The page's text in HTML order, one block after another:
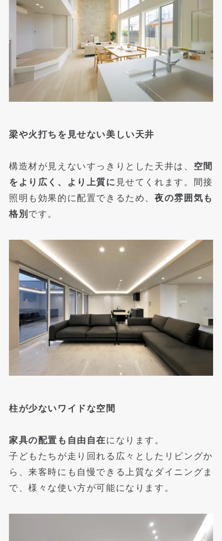
梁や火打ちを見せない美しい天井
構造材が見えないすっきりとした天井は、 空間
をより広く、より上質に 見せてくれます。間接
照明も効果的に配置できるため、夜の雰囲気も
格別 です。
柱が少ないワイドな空間
家具の配置も自由自在になります。
子どもたちが走り回れる広々としたリビングか
ら、来客時にも自慢できる上質なダイニングま
で、様々な使い方が可能になります。